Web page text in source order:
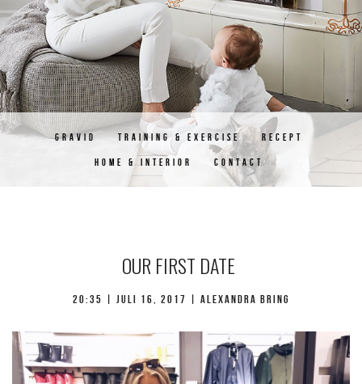
GRAVID TRAINING & EXERCISE RECEPT
HOME & INTERIOR CONTACT
OUR FIRST DATE
20:35 | juli 16, 2017 | Alexandra Bring